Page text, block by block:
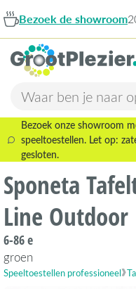
de showroom200+
Bezoek onze showroom
speeltoestellen. Let op:
gesloten.
Sponeta
Line Outdoor
6-86 e
groen
Speeltoestellen professioneel